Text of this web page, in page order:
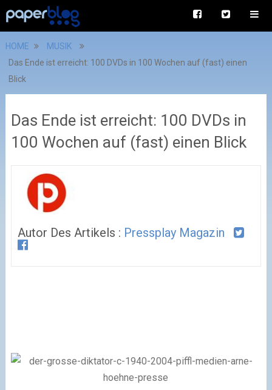
HOME
MUSIK
Das Ende ist erreicht: 100 DVDs in 100 Wochen auf (fast) einen
Blick
Das Ende ist erreicht: 100 DVDs in
100 Wochen auf (fast) einen Blick
Autor Des Artikels : Pressplay Magazin